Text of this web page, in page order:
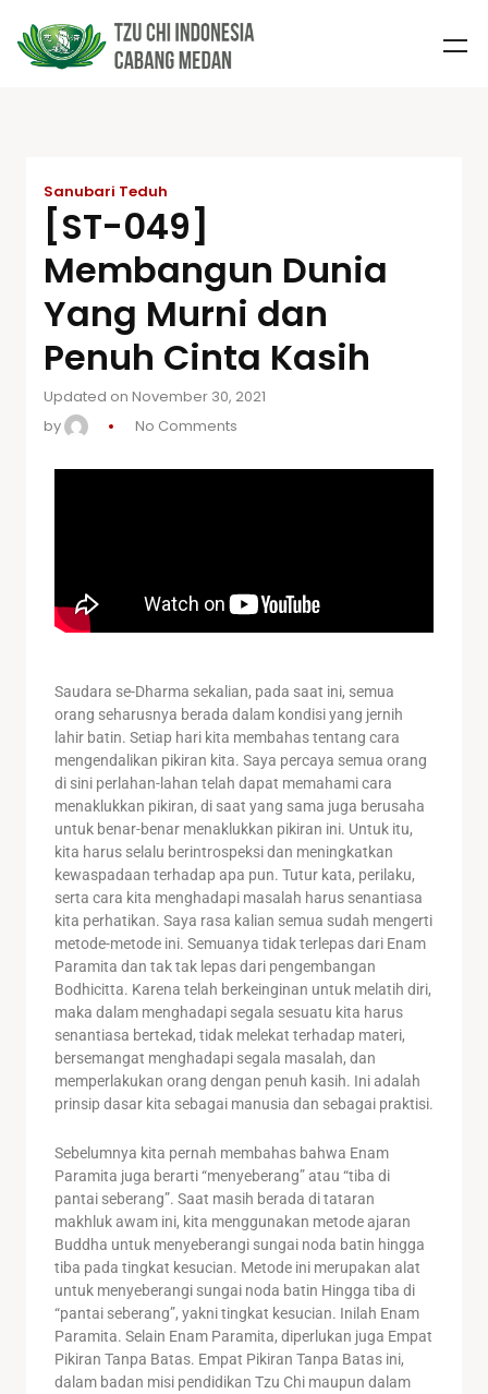
Sanubari Teduh
[ST-049]
Membangun Dunia
Yang Murni dan
Penuh Cinta Kasih
Updated on November 30, 2021
by
No Comments
Saudara se-Dharma sekalian, pada saat ini, semua
orang seharusnya berada dalam kondisi yang jernih
lahir batin. Setiap hari kita membahas tentang cara
mengendalikan pikiran kita. Saya percaya semua orang
di sini perlahan-lahan telah dapat memahami cara
menaklukkan pikiran, di saat yang sama juga berusaha
untuk benar-benar menaklukkan pikiran ini. Untuk itu,
kita harus selalu berintrospeksi dan meningkatkan
kewaspadaan terhadap apa pun. Tutur kata, perilaku,
serta cara kita menghadapi masalah harus senantiasa
kita perhatikan. Saya rasa kalian semua sudah mengerti
metode-metode ini. Semuanya tidak terlepas dari Enam
Paramita dan tak tak lepas dari pengembangan
Bodhicitta. Karena telah berkeinginan untuk melatih diri,
maka dalam menghadapi segala sesuatu kita harus
senantiasa bertekad, tidak melekat terhadap materi,
bersemangat menghadapi segala masalah, dan
memperlakukan orang dengan penuh kasih. Ini adalah
prinsip dasar kita sebagai manusia dan sebagai praktisi.
Sebelumnya kita pernah membahas bahwa Enam
Paramita juga berarti “menyeberang” atau “tiba di
pantai seberang”. Saat masih berada di tataran
makhluk awam ini, kita menggunakan metode ajaran
Buddha untuk menyeberangi sungai noda batin hingga
tiba pada tingkat kesucian. Metode ini merupakan alat
untuk menyeberangi sungai noda batin Hingga tiba di
“pantai seberang”, yakni tingkat kesucian. Inilah Enam
Paramita. Selain Enam Paramita, diperlukan juga Empat
Pikiran Tanpa Batas. Empat Pikiran Tanpa Batas ini,
dalam badan misi pendidikan Tzu Chi maupun dalam